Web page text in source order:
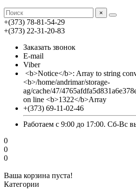
×
+(373) 78-81-54-29
+(373) 22-31-20-83
Заказать звонок
E-mail
Viber
<b>Notice</b>: Array to string
<b>/home/andrimar/storage-
ag/cache/47/
on line <b>1322</b>Array
+(373) 69-11-02-46
Работаем с 9:00 до 17:00. Сб-Вс
0
0
0
Ваша корзина пуста!
Категории